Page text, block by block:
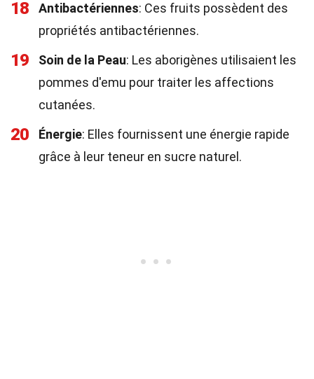
18 Antibactériennes: Ces fruits possèdent des
propriétés antibactériennes.
19 Soin de la Peau: Les aborigènes utilisaient les
pommes d'emu pour traiter les affections
cutanées.
20 Énergie: Elles fournissent une énergie rapide
grâce à leur teneur en sucre naturel.